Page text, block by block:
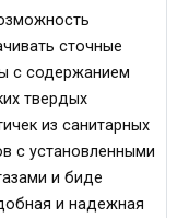
сточные
с содержанием
твердых
из санитарных
с установленными
и биде
и надежная